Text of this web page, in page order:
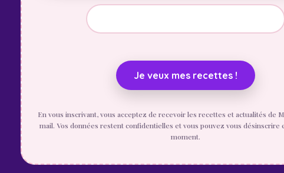
En vous inscrivant, vous acceptez de recevoir les recettes et actualités de
mail. Vos données restent confidentielles et vous pouvez vous désinscrire
moment.